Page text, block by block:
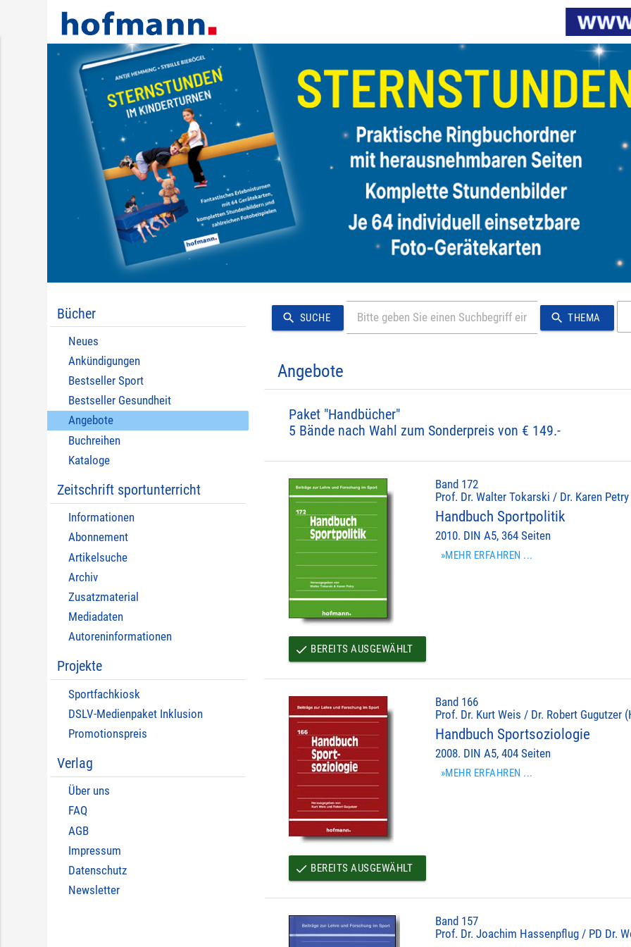
Bücher
Neues
Ankündigungen
Bestseller Sport
Bestseller Gesundheit
Angebote
Buchreihen
Kataloge
Zeitschrift sportunterricht
Informationen
Abonnement
Artikelsuche
Archiv
Zusatzmaterial
Mediadaten
Autoreninformationen
Projekte
Sportfachkiosk
DSLV-Medienpaket Inklusion
Promotionspreis
Verlag
Über uns
FAQ
AGB
Impressum
Datenschutz
Newsletter
search SUCHE search THEMA
Angebote
Paket "Handbücher"
5 Bände nach Wahl zum Sonderpreis von € 149.-
Band 172
Prof. Dr. Walter Tokarski / Dr. Karen
Handbuch Sportpolitik
2010. DIN A5, 364 Seiten
»MEHR ERFAHREN ...
done BEREITS AUSGEWÄHLT
Band 166
Prof. Dr. Kurt Weis / Dr. Robert Gugutzer
Handbuch Sportsoziologie
2008. DIN A5, 404 Seiten
»MEHR ERFAHREN ...
done BEREITS AUSGEWÄHLT
Band 157
Prof. Dr. Joachim Hassenpflug / PD Dr.